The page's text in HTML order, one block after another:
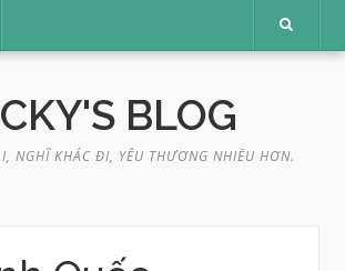
BLOG
NGHĨ KHÁC ĐI, YÊU THƯƠNG NHIỀU HƠN.